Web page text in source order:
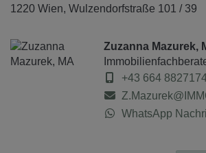
1220 Wien, Wulzendorfstraße 101 / 39
Zuzanna Mazurek,
+43 664
WhatsApp